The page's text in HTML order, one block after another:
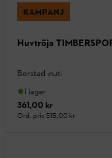
KAMPANJ
Huvtröja
Borstad inuti
I lager
361,00 kr
Ord. pris 515,00 kr